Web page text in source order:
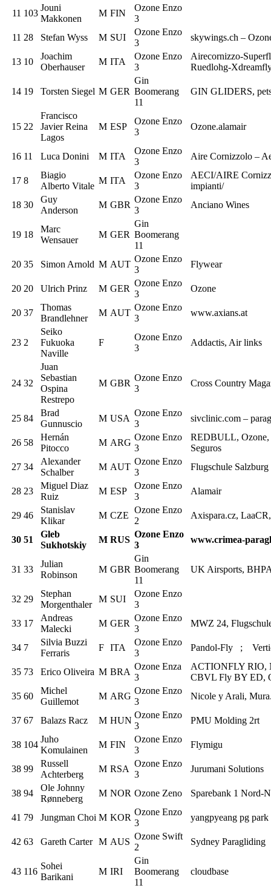
11 103
Jouni
Makkonen
M FIN
Ozone Enzo
3
11 28 Stefan Wyss M SUI
Ozone Enzo
3
skywings.ch –
13 10
Joachim
Oberhauser
M ITA
Ozone Enzo
3
Airecornizzo-
Ruedlohg-
14 19 Torsten Siegel M GER
Gin
Boomerang
11
GIN GLIDERS,
15 22
Francisco
Javier Reina
Lagos
M ESP
Ozone Enzo
3
Ozone.alamair
16 11 Luca Donini M ITA
Ozone Enzo
3
Aire Cornizzolo –
17 8
Biagio
Alberto Vitale
M ITA
Ozone Enzo
3
AECI/AIRE
impianti/
18 30
Guy
Anderson
M GBR
Ozone Enzo
3
Anciano Wines
19 18
Marc
Wensauer
M GER
Gin
Boomerang
11
20 35 Simon Arnold M AUT
Ozone Enzo
3
Flywear
20 20 Ulrich Prinz M GER
Ozone Enzo
3
Ozone
20 37
Thomas
Brandlehner
M AUT
Ozone Enzo
3
www.axians.at
23 2
Seiko
Fukuoka
Naville
F
Ozone Enzo
3
Addactis, Air links
24 32
Juan
Sebastian
Ospina
Restrepo
M GBR
Ozone Enzo
3
Cross Country
25 84
Brad
Gunnuscio
M USA
Ozone Enzo
3
sivclinic.com –
26 58
Hernán
Pitocco
M ARG
Ozone Enzo
3
REDBULL, Ozone,
Seguros
27 34
Alexander
Schalber
M AUT
Ozone Enzo
3
Flugschule
28 23
Miguel Diaz
Ruiz
M ESP
Ozone Enzo
3
Alamair
29 46
Stanislav
Klikar
M CZE
Ozone Enzo
2
Axispara.cz,
30 51
Gleb
Sukhotskiy
M RUS
Ozone Enzo
3
www.crimea-
31 33
Julian
Robinson
M GBR
Gin
Boomerang
11
UK Airsports,
32 29
Stephan
Morgenthaler
M SUI
Ozone Enzo
3
33 17
Andreas
Malecki
M GER
Ozone Enzo
3
MWZ 24,
34 7
Silvia Buzzi
Ferraris
F ITA
Ozone Enzo
3
Pandol-Fly ;
35 73 Erico Oliveira M BRA
Ozone Enza
3
ACTIONFLY
CBVL Fly BY ED,
35 60
Michel
Guillemot
M ARG
Ozone Enzo
3
Nicole y Arali,
37 67 Balazs Racz M HUN
Ozone Enzo
3
PMU Molding 2rt
38 104
Juho
Komulainen
M FIN
Ozone Enzo
3
Flymigu
38 99
Russell
Achterberg
M RSA
Ozone Enzo
3
Jurumani Solutions
38 94
Ole Johnny
Rønneberg
M NOR Ozone Zeno Sparebank 1 Nord-
41 79 Jungman Choi M KOR
Ozone Enzo
3
yangpyeang pg park
42 63 Gareth Carter M AUS
Ozone Swift
2
Sydney Paragliding
43 116
Sohei
Barikani
M IRI
Gin
Boomerang
11
cloudbase